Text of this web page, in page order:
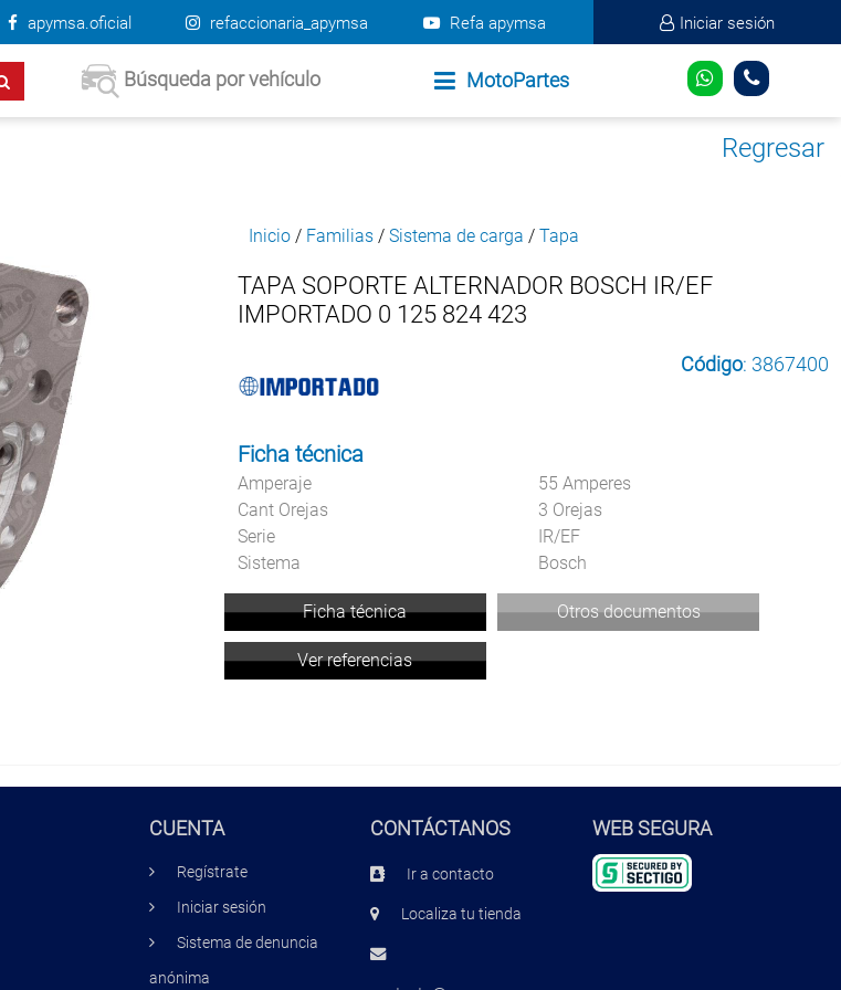
apymsa.oficial refaccionaria_apymsa Refa apymsa Iniciar sesión
Búsqueda por vehículo MotoPartes
Regresar
Inicio / Familias / Sistema de carga / Tapa
TAPA SOPORTE ALTERNADOR BOSCH IR/EF
IMPORTADO 0 125 824 423
Código: 3867400
Ficha técnica
Amperaje
55 Amperes
Cant Orejas
3 Orejas
Serie
IR/EF
Sistema
Bosch
Ficha técnica Otros documentos
Ver referencias
CUENTA
Regístrate
Iniciar sesión
Sistema de denuncia
anónima
CONTÁCTANOS
Ir a contacto
Localiza tu tienda
WEB SEGURA